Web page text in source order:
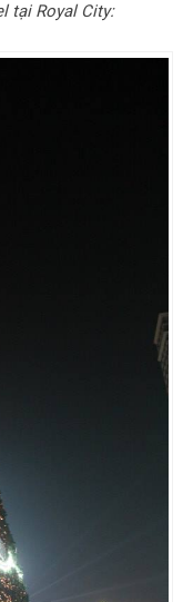
tại Royal City: